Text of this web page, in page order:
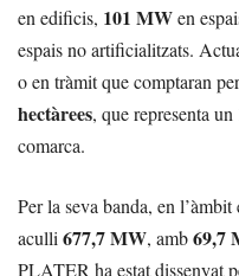
en edificis, 101 MWen
espais no artificialitzats.
o en tràmit que comptaran
hectàrees, que representa un
comarca.
Per la seva banda, en
aculli 677,7 MW, amb69,7
PLATER ha estat dissenyat